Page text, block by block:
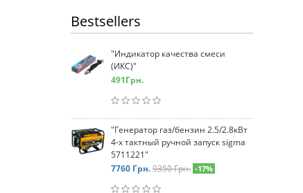
Bestsellers
"Индикатор качества смеси
(ИКС)"
491Грн.
"Генератор газ/бензин 2.5/2.8кВт
4-х тактный ручной запуск sigma
5711221"
7760 Грн.9350 Грн. -17%